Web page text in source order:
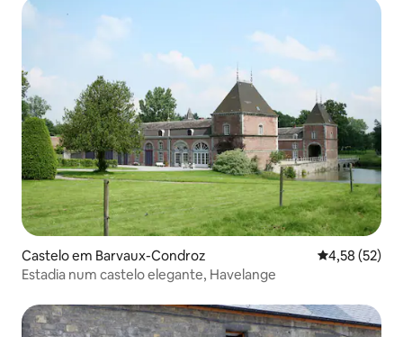
Castelo em Barvaux-Condroz Classificação
4,58 (52)
Estadia num castelo elegante, Havelange